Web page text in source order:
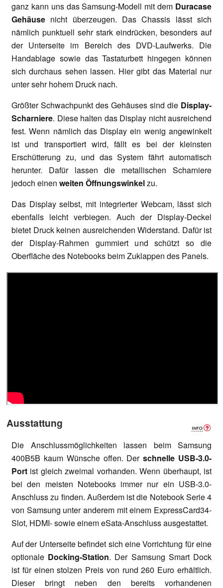
ganz kann uns das Samsung-Modell mit dem Duracase
Gehäuse nicht überzeugen. Das Chassis lässt sich
nämlich punktuell sehr stark eindrücken, besonders auf
der Unterseite im Bereich des DVD-Laufwerks. Die
Handablage sowie das Tastaturbett hingegen können
sich durchaus sehen lassen. Hier gibt das Material nur
unter sehr hohem Druck nach.
Größter Schwachpunkt des Gehäuses sind die Display-
Scharniere. Diese halten das Display nicht ausreichend
fest. Wenn nämlich das Display ein wenig angewinkelt
ist und transportiert wird, fällt es bei der kleinsten
Erschütterung zu, und das System fährt automatisch
herunter. Dafür lassen die metallischen Scharniere
jedoch einen weiten Öffnungswinkelzu.
Das Display selbst, mit integrierter Webcam, lässt sich
ebenfalls leicht verbiegen. Auch der Display-Deckel
bietet Druck keinen ausreichenden Widerstand. Dafür ist
der Display-Rahmen gummiert und schützt so die
Oberfläche des Notebooks beim Zuklappen des Panels.
Ausstattung
Die Anschlussmöglichkeiten lassen beim Samsung
400B5B kaum Wünsche offen. Derschnelle USB-3.0-
Port ist gleich zweimal vorhanden. Wenn überhaupt, ist
bei den meisten Notebooks immer nur ein USB-3.0-
Anschluss zu finden. Außerdem ist die Notebook Serie 4
von Samsung unter anderem mit einem ExpressCard34-
Slot, HDMI- sowie einem eSata-Anschluss ausgestattet.
Auf der Unterseite befindet sich eine Vorrichtung für eine
optionale Docking-Station. Der Samsung Smart Dock
ist für einen stolzen Preis von rund 260 Euro erhältlich.
Dieser bringt neben den bereits vorhandenen